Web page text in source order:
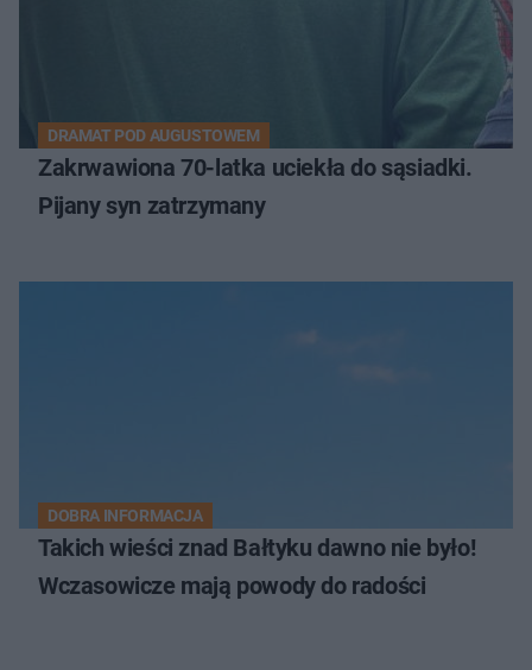
DRAMAT POD AUGUSTOWEM
Zakrwawiona 70-latka uciekła do sąsiadki.
Pijany syn zatrzymany
DOBRA INFORMACJA
Takich wieści znad Bałtyku dawno nie było!
Wczasowicze mają powody do radości